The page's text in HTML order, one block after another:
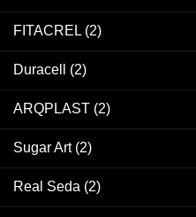
FITACREL (2)
Duracell (2)
ARQPLAST (2)
Sugar Art (2)
Real Seda (2)